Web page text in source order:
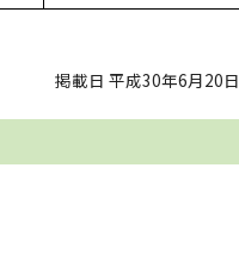
掲載日 平成30年6月20日